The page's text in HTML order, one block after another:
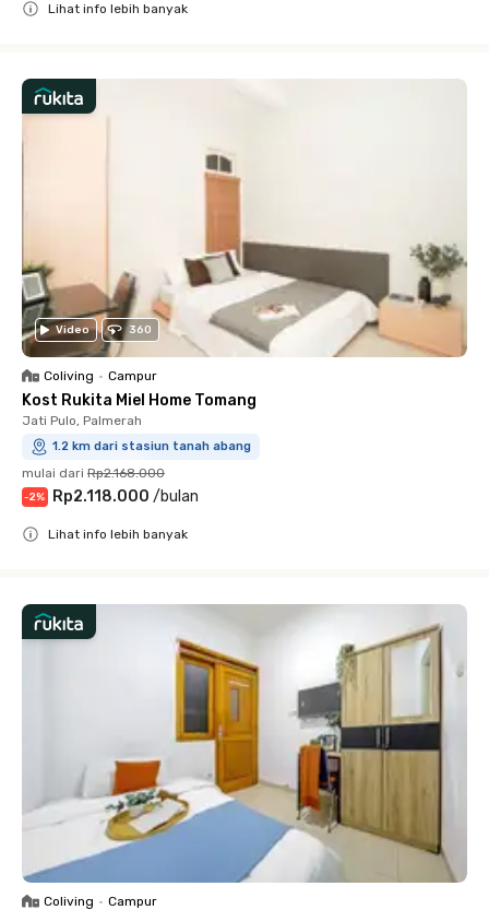
Lihat info lebih banyak
Video 360
Coliving • Campur
Kost Rukita Miel Home Tomang
Jati Pulo, Palmerah
1.2 km dari stasiun tanah abang
mulai dari Rp2.168.000
-2% Rp2.118.000 /bulan
Lihat info lebih banyak
Coliving • Campur